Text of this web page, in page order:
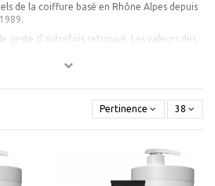
de la coiffure basé en Rhône Alpes depuis
le geste d'autrefois retrouvé. Les valeurs des
coiffante façon "boite à cirage".
des lignes de produits professionnels
coiffants et plus particulièrement de la cire
iconique de la marque.
sa nouvelle gamme barbier (savon à
soin barbe, creme de rasage ou après rasage,
cire à moustache).
Pertinence 38